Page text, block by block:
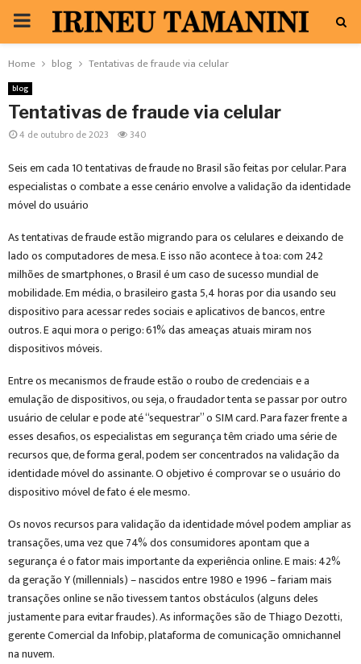
PRIMARY
MENU
Home blog Tentativas de fraude via celular
blog
Tentativas de fraude via celular
4 de outubro de 2023 340
Seis em cada 10 tentativas de fraude no Brasil são feitas por celular. Para
especialistas o combate a esse cenário envolve a validação da identidade
móvel do usuário
As tentativas de fraude estão migrando para os celulares e deixando de
lado os computadores de mesa. E isso não acontece à toa: com 242
milhões de smartphones, o Brasil é um caso de sucesso mundial de
mobilidade. Em média, o brasileiro gasta 5,4 horas por dia usando seu
dispositivo para acessar redes sociais e aplicativos de bancos, entre
outros. E aqui mora o perigo: 61% das ameaças atuais miram nos
dispositivos móveis.
Entre os mecanismos de fraude estão o roubo de credenciais e a
emulação de dispositivos, ou seja, o fraudador tenta se passar por outro
usuário de celular e pode até “sequestrar” o SIM card. Para fazer frente a
esses desafios, os especialistas em segurança têm criado uma série de
recursos que, de forma geral, podem ser concentrados na validação da
identidade móvel do assinante. O objetivo é comprovar se o usuário do
dispositivo móvel de fato é ele mesmo.
Os novos recursos para validação da identidade móvel podem ampliar as
transações, uma vez que 74% dos consumidores apontam que a
segurança é o fator mais importante da experiência online. E mais: 42%
da geração Y (millennials) – nascidos entre 1980 e 1996 – fariam mais
transações online se não tivessem tantos obstáculos (alguns deles
justamente para evitar fraudes). As informações são de Thiago Dezotti,
gerente Comercial da Infobip, plataforma de comunicação omnichannel
na nuvem.